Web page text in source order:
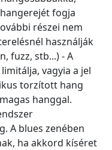
fogja
részei nem
használják
fuzz, stb...) - A
vagyia a jel
torzított hang
hanggal.
A blues zenében
ha akkord kíséret